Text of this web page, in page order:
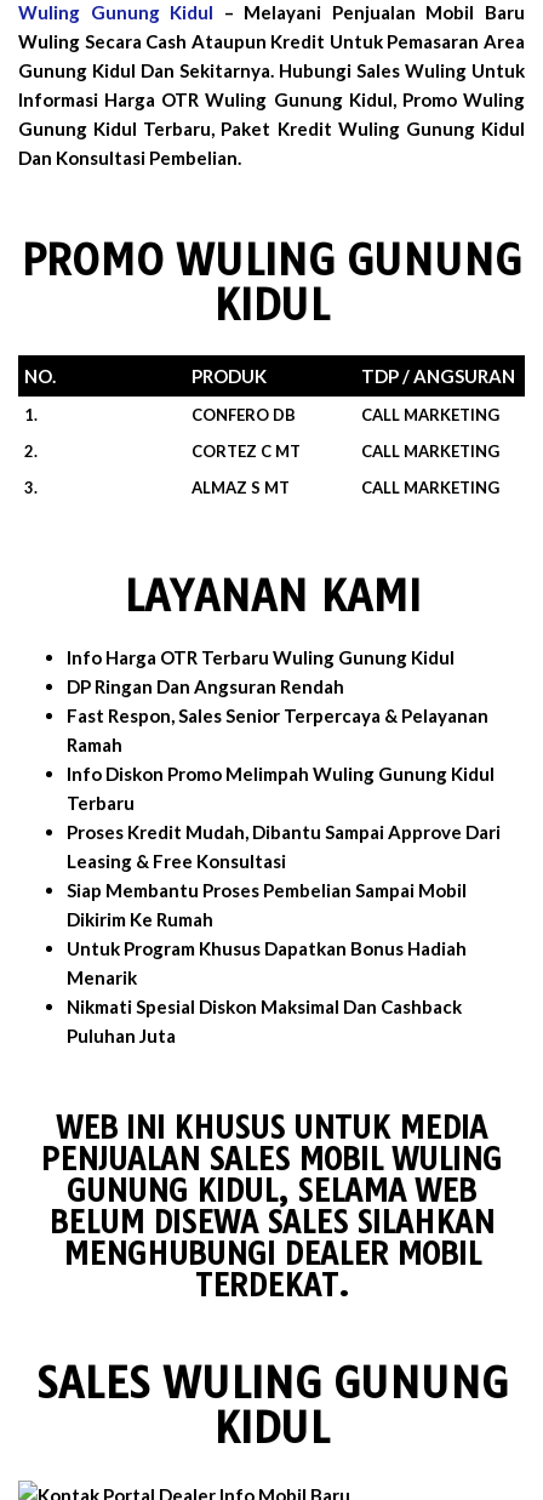
Wuling Gunung Kidul – Melayani Penjualan Mobil Baru
Wuling Secara Cash Ataupun Kredit Untuk Pemasaran Area
Gunung Kidul Dan Sekitarnya. Hubungi Sales Wuling Untuk
Informasi Harga OTR Wuling Gunung Kidul, Promo Wuling
Gunung Kidul Terbaru, Paket Kredit Wuling Gunung Kidul
Dan Konsultasi Pembelian.
PROMO WULING GUNUNG
KIDUL
NO. PRODUK TDP / ANGSURAN
1. CONFERO DB
CALL MARKETING
2.
CORTEZ C MT
CALL MARKETING
3.
ALMAZ S MT CALL MARKETING
LAYANAN KAMI
Info Harga OTR Terbaru Wuling Gunung Kidul
DP Ringan Dan Angsuran Rendah
Fast Respon, Sales Senior Terpercaya & Pelayanan
Ramah
Info Diskon Promo Melimpah Wuling Gunung Kidul
Terbaru
Proses Kredit Mudah, Dibantu Sampai Approve Dari
Leasing & Free Konsultasi
Siap Membantu Proses Pembelian Sampai Mobil
Dikirim Ke Rumah
Untuk Program Khusus Dapatkan Bonus Hadiah
Menarik
Nikmati Spesial Diskon Maksimal Dan Cashback
Puluhan Juta
WEB INI KHUSUS UNTUK MEDIA
PENJUALAN SALES MOBIL WULING
GUNUNG KIDUL, SELAMA WEB
BELUM DISEWA SALES SILAHKAN
MENGHUBUNGI DEALER MOBIL
TERDEKAT.
SALES WULING GUNUNG
KIDUL